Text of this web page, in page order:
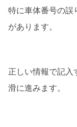
特に車体番号の誤
があります。
正しい情報で記入
滑に進みます。